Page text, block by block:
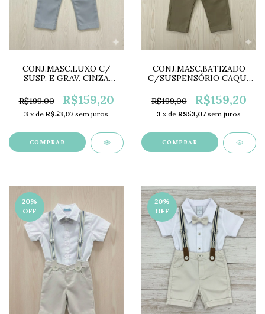
CONJ.MASC.LUXO C/
SUSP. E GRAV. CINZA
R$199,00
R$159,20
3 x de R$53,07 sem juros
COMPRAR
CONJ.MASC.BATIZADO
C/SUSPENSÓRIO CAQUI
R$199,00
R$159,20
3 x de R$53,07 sem juros
COMPRAR
20%
OFF
20%
OFF